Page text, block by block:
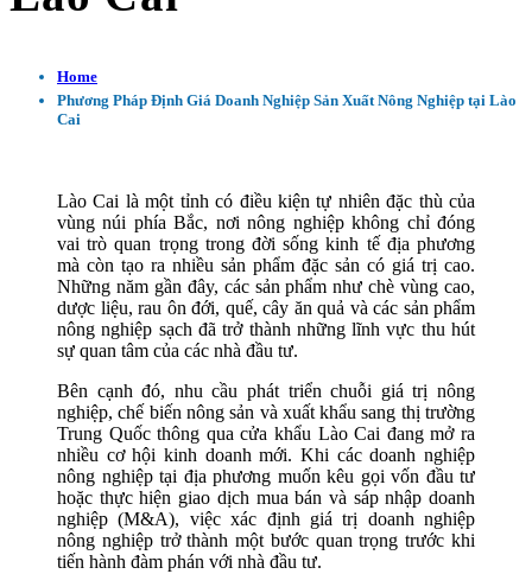
Home
Phương Pháp Định Giá Doanh Nghiệp Sản Xuất Nông Nghiệp tại Lào
Cai
Lào Cai là một tỉnh có điều kiện tự nhiên đặc thù của
vùng núi phía Bắc, nơi nông nghiệp không chỉ đóng
vai trò quan trọng trong đời sống kinh tế địa phương
mà còn tạo ra nhiều sản phẩm đặc sản có giá trị cao.
Những năm gần đây, các sản phẩm như chè vùng cao,
dược liệu, rau ôn đới, quế, cây ăn quả và các sản phẩm
nông nghiệp sạch đã trở thành những lĩnh vực thu hút
sự quan tâm của các nhà đầu tư.
Bên cạnh đó, nhu cầu phát triển chuỗi giá trị nông
nghiệp, chế biến nông sản và xuất khẩu sang thị trường
Trung Quốc thông qua cửa khẩu Lào Cai đang mở ra
nhiều cơ hội kinh doanh mới. Khi các doanh nghiệp
nông nghiệp tại địa phương muốn kêu gọi vốn đầu tư
hoặc thực hiện giao dịch mua bán và sáp nhập doanh
nghiệp (M&A), việc xác định giá trị doanh nghiệp
nông nghiệp trở thành một bước quan trọng trước khi
tiến hành đàm phán với nhà đầu tư.